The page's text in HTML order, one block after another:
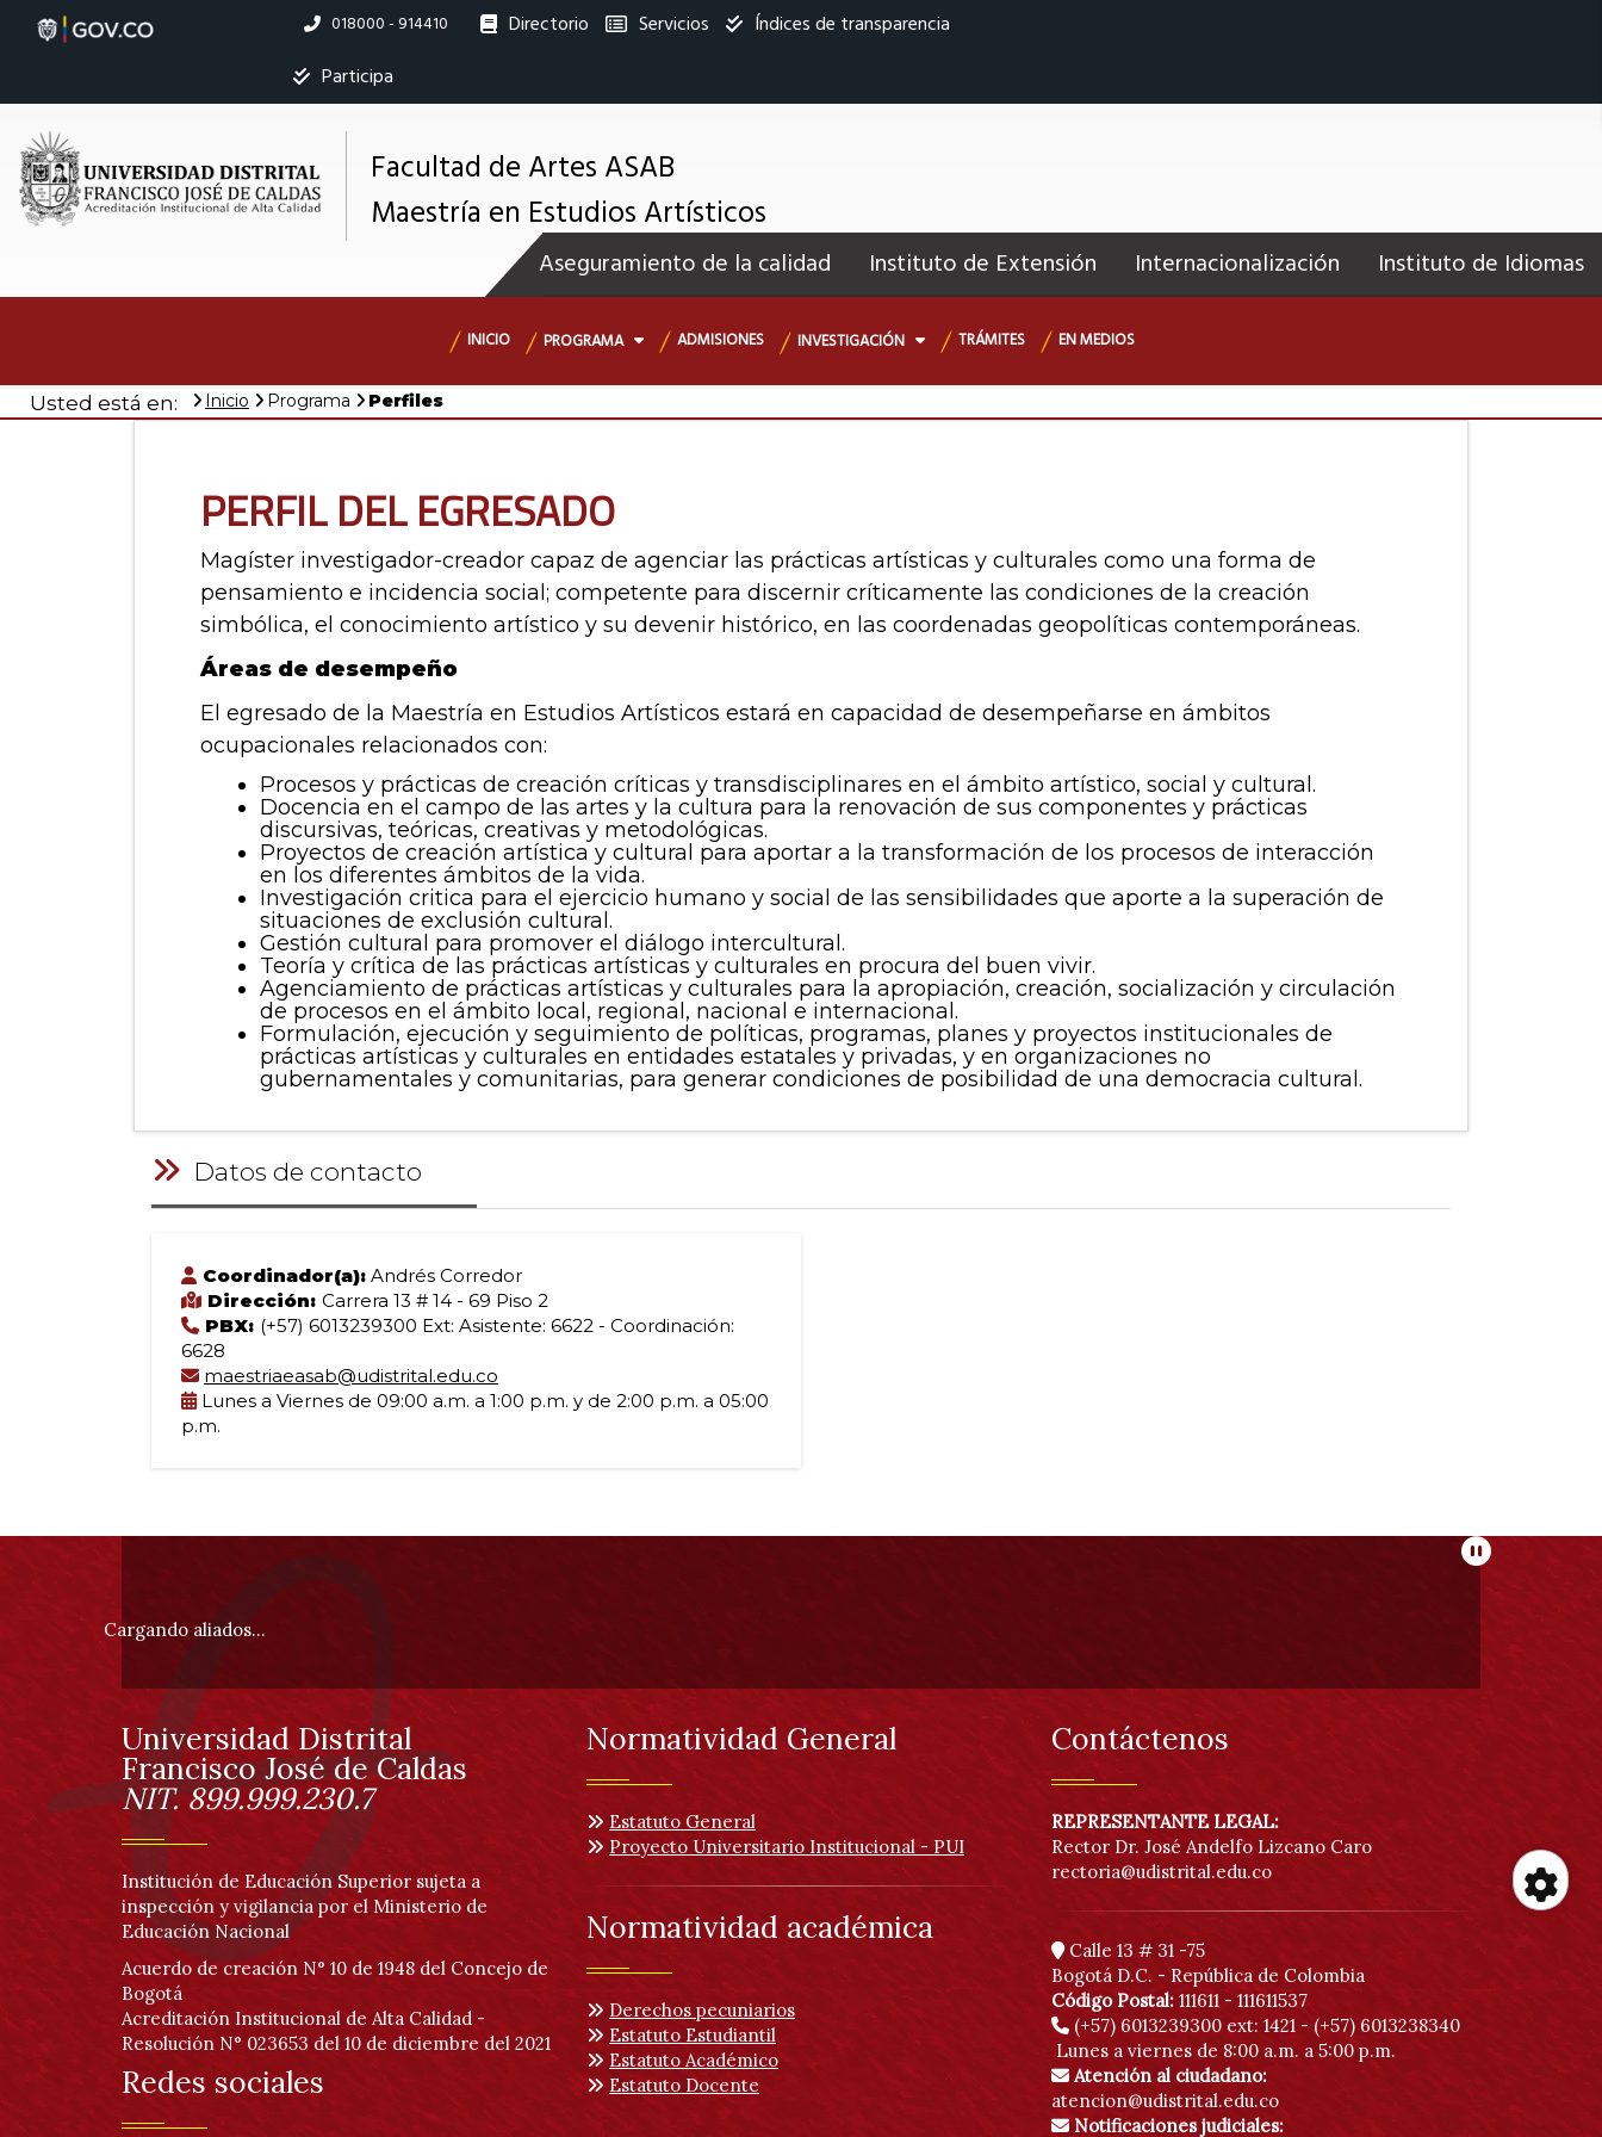
Linea
018000 - 914410 Directorio Servicios
Índices de transparencia
Participa
Facultad de Artes ASAB
Maestría en Estudios Artísticos
Menú
secundario
Aseguramiento de la calidad Instituto de Extensión Internacionalización Instituto de Idiomas
principal
INICIO PROGRAMA ADMISIONES INVESTIGACIÓN TRÁMITES EN MEDIOS
de
Usted está en: Inicio Programa Perfiles
Perfil del egresado
Magíster investigador-creador capaz de agenciar las prácticas artísticas y culturales como una forma de
pensamiento e incidencia social; competente para discernir críticamente las condiciones de la creación
simbólica, el conocimiento artístico y su devenir histórico, en las coordenadas geopolíticas contemporáneas.
Áreas de desempeño
El egresado de la Maestría en Estudios Artísticos estará en capacidad de desempeñarse en ámbitos
ocupacionales relacionados con:
Procesos y prácticas de creación críticas y transdisciplinares en el ámbito artístico, social y cultural.
Docencia en el campo de las artes y la cultura para la renovación de sus componentes y prácticas
discursivas, teóricas, creativas y metodológicas.
Proyectos de creación artística y cultural para aportar a la transformación de los procesos de interacción
en los diferentes ámbitos de la vida.
Investigación critica para el ejercicio humano y social de las sensibilidades que aporte a la superación de
situaciones de exclusión cultural.
Gestión cultural para promover el diálogo intercultural.
Teoría y crítica de las prácticas artísticas y culturales en procura del buen vivir.
Agenciamiento de prácticas artísticas y culturales para la apropiación, creación, socialización y circulación
de procesos en el ámbito local, regional, nacional e internacional.
Formulación, ejecución y seguimiento de políticas, programas, planes y proyectos institucionales de
prácticas artísticas y culturales en entidades estatales y privadas, y en organizaciones no
gubernamentales y comunitarias, para generar condiciones de posibilidad de una democracia cultural.
Datos de contacto
Coordinador(a): Andrés Corredor
Dirección: Carrera 13 # 14 - 69 Piso 2
PBX: (+57) 6013239300 Ext: Asistente: 6622 - Coordinación:
6628
maestriaeasab@udistrital.edu.co
Lunes a Viernes de 09:00 a.m. a 1:00 p.m. y de 2:00 p.m. a 05:00
p.m.
Información
pie
de
página
Cargando aliados...
Información
Universidad Distrital
Francisco José de Caldas
NIT. 899.999.230.7
Institución de Educación Superior sujeta a
inspección y vigilancia por el Ministerio de
Educación Nacional
Acuerdo de creación N° 10 de 1948 del Concejo de
Bogotá
Acreditación Institucional de Alta Calidad -
Resolución N° 023653 del 10 de diciembre del 2021
Redes sociales
Normatividad General
Estatuto General
Proyecto Universitario Institucional - PUI
Normatividad académica
Derechos pecuniarios
Estatuto Estudiantil
Estatuto Académico
Estatuto Docente
Contáctenos
REPRESENTANTE LEGAL:
Rector Dr. José Andelfo Lizcano Caro
rectoria@udistrital.edu.co
Calle 13 # 31 -75
Bogotá D.C. - República de Colombia
Código Postal: 111611 - 111611537
(+57) 6013239300 ext: 1421 - (+57) 6013238340
Lunes a viernes de 8:00 a.m. a 5:00 p.m.
Atención al ciudadano:
atencion@udistrital.edu.co
Notificaciones judiciales: